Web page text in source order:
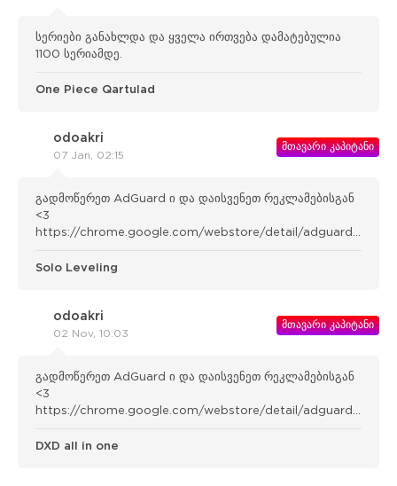
სერიები განახლდა და ყველა ირთვება დამატებულია
1100 სერიამდე.
One Piece Qartulad
odoakri
07 Jan, 02:15
მთავარი კაპიტანი
გადმოწერეთ AdGuard ი და დაისვენეთ რეკლამებისგან
<3
https://chrome.google.com/webstore/detail/adguard-
Solo Leveling
odoakri
02 Nov, 10:03
მთავარი კაპიტანი
გადმოწერეთ AdGuard ი და დაისვენეთ რეკლამებისგან
<3
https://chrome.google.com/webstore/detail/adguard-
DXD all in one